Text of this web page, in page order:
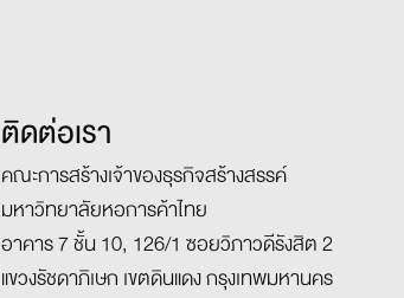
ติดต่อเรา
คณะการสร้างเจ้าของธุรกิจสร้างสรรค์
มหาวิทยาลัยหอการค้าไทย
อาคาร 7 ชั้น 10, 126/1 ซอยวิภาวดีรังสิต 2
แขวงรัชดาภิเษก เขตดินแดง กรุงเทพมหานคร